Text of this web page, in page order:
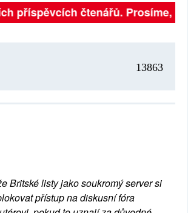
příspěvcích čtenářů. Prosíme,
13863
Britské listy jako soukromý server si
přístup na diskusní fóra